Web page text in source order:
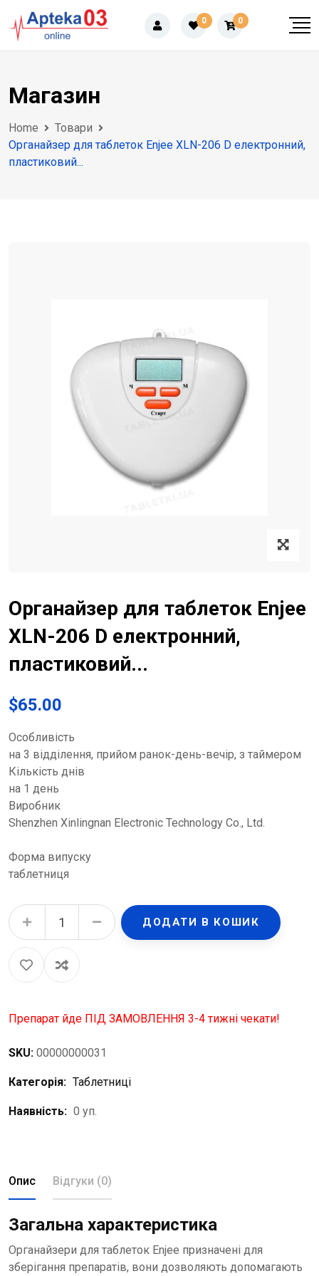
to
content
0 0
Магазин
Home
Товари
Органайзер для таблеток Enjee XLN-206 D електронний,
пластиковий...
Органайзер для таблеток Enjee
XLN-206 D електронний,
пластиковий...
$65.00
Особливість
на 3 відділення, прийом ранок-день-вечір, з таймером
Кількість днів
на 1 день
Виробник
Shenzhen Xinlingnan Electronic Technology Co., Ltd.
Форма випуску
таблетниця
Органайзер для таблеток Enjee XLN-206 D електронний, пластиковий на 3 прийоми quantity
ДОДАТИ В КОШИК
Препарат йде ПІД ЗАМОВЛЕННЯ 3-4 тижні чекати!
SKU: 00000000031
Категорія: Таблетниці
Наявність: 0 уп.
Опис Відгуки (0)
Загальна характеристика
Органайзери для таблеток Enjee призначені для
зберігання препаратів, вони дозволяють допомагають